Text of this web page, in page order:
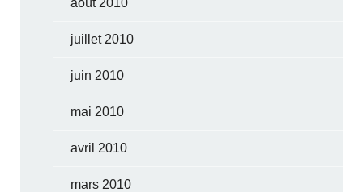
juillet 2010
juin 2010
mai 2010
avril 2010
mars 2010